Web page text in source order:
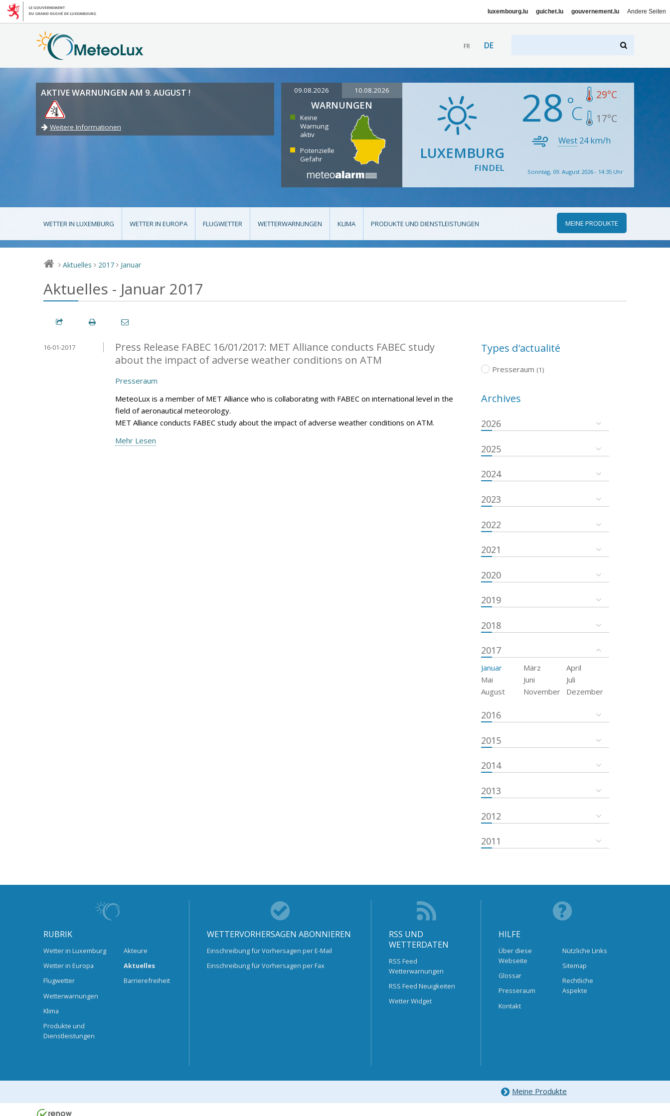
luxembourg.lu guichet.lu gouvernement.lu Andere Seiten
FR DE
AKTIVE WARNUNGEN AM 9. AUGUST !
Weitere Informationen
09.08.2026 10.08.2026
WARNUNGEN
Keine
Warnung
aktiv
Potenzielle
Gefahr
LUXEMBURG
FINDEL
28 29°C
17°C
West 24km/h
Sonntag, 09. August 2026 - 14:35 Uhr
WETTER IN LUXEMBURG WETTER IN EUROPA FLUGWETTER WETTERWARNUNGEN KLIMA PRODUKTE UND DIENSTLEISTUNGEN MEINE PRODUKTE
> Aktuelles > 2017 > Januar
Aktuelles - Januar 2017
Press Release FABEC 16/01/2017: MET Alliance conducts FABEC study
about the impact of adverse weather conditions on ATM
16-01-2017
Presseraum
MeteoLux is a member of MET Alliance who is collaborating with FABEC on international level in the
field of aeronautical meteorology.
MET Alliance conducts FABEC study about the impact of adverse weather conditions on ATM.
Mehr Lesen
Types d'actualité
Presseraum (1)
Archives
2026
2025
2024
2023
2022
2021
2020
2019
2018
2017
Januar März
April
Mai
Juni
Juli
August
November Dezember
2016
2015
2014
2013
2012
2011
RUBRIK
Wetter in Luxemburg
Wetter in Europa
Flugwetter
Wetterwarnungen
Klima
Produkte und
Dienstleistungen
Akteure
Aktuelles
Barrierefreiheit
WETTERVORHERSAGEN ABONNIEREN
Einschreibung für Vorhersagen per E-Mail
Einschreibung für Vorhersagen per Fax
RSS UND
WETTERDATEN
RSS Feed
Wetterwarnungen
RSS Feed Neuigkeiten
Wetter Widget
HILFE
Über diese
Webseite
Glossar
Presseraum
Kontakt
Nützliche Links
Sitemap
Rechtliche
Aspekte
Meine Produkte